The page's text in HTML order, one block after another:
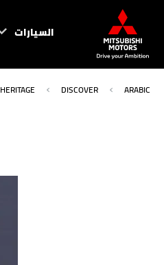
السيارات
ARABIC
DISCOVER
HERITAGE